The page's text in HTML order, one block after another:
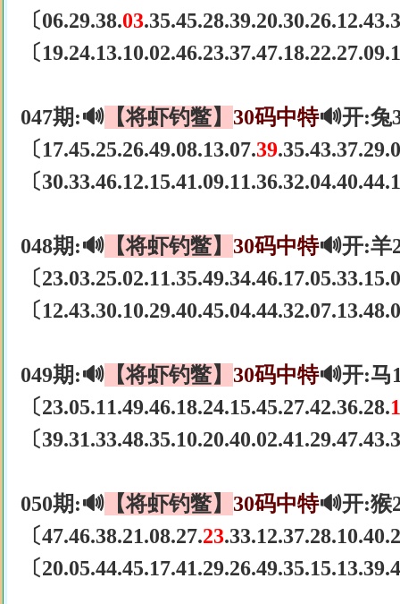
〔06.29.38.03
〔
047期:🔊 【将虾钓鳖】 30码中特🔊开:兔
〔17.45.25.26.49.08.13.07.39
〔
048期:🔊 【将虾钓鳖】 30码中特🔊开:羊
〔
〔
049期:🔊 【将虾钓鳖】 30码中特🔊开:马
〔23.05.11.49.46.18.24.15.45.27.42.36.28.
〔
050期:🔊 【将虾钓鳖】 30码中特🔊开:猴
〔47.46.38.21.08.27.23
〔